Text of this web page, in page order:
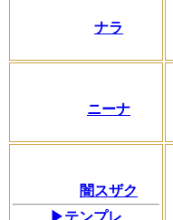
ナラ
ニーナ
闇スザク